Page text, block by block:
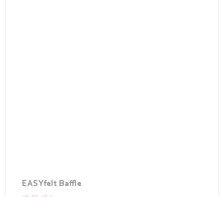
EASYfelt Baffle